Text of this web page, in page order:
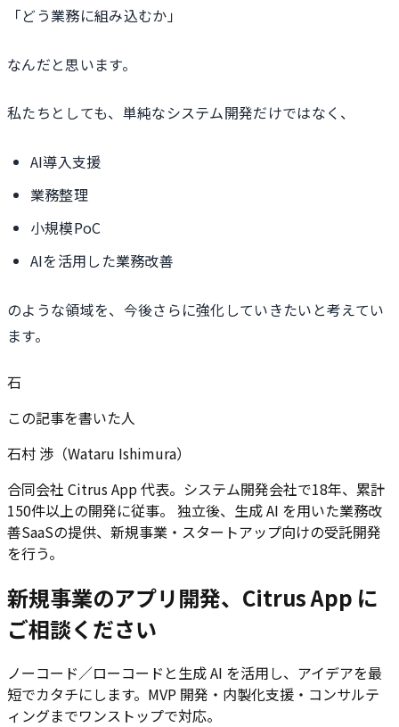
「どう業務に組み込むか」
なんだと思います。
私たちとしても、単純なシステム開発だけではなく、
AI導入支援
業務整理
小規模PoC
AIを活用した業務改善
のような領域を、今後さらに強化していきたいと考えてい
ます。
石
この記事を書いた人
石村 渉（Wataru Ishimura）
合同会社 Citrus App 代表。システム開発会社で18年、累計
150件以上の開発に従事。 独立後、生成 AI を用いた業務改
善SaaSの提供、新規事業・スタートアップ向けの受託開発
を行う。
新規事業のアプリ開発、Citrus App に
ご相談ください
ノーコード／ローコードと生成 AI を活用し、アイデアを最
短でカタチにします。MVP 開発・内製化支援・コンサルテ
ィングまでワンストップで対応。